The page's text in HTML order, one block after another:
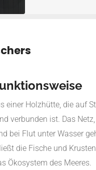
einer Holzhütte, die auf
verbunden ist. Das
bei Flut unter Wasser
die Fische und
Ökosystem des Meeres.